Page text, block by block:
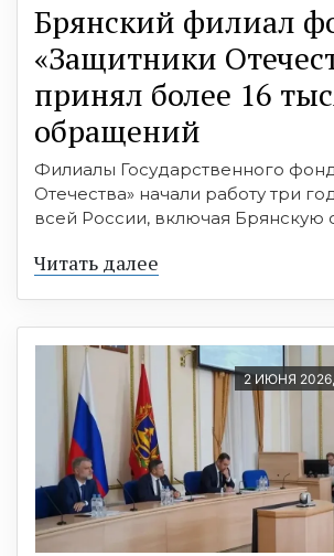
Брянский филиал
«Защитники
принял более 16
обращений
Филиалы Государственного
Отечества» начали работу три
всей России, включая Брянскую
Читать далее
2 ИЮНЯ 2026,